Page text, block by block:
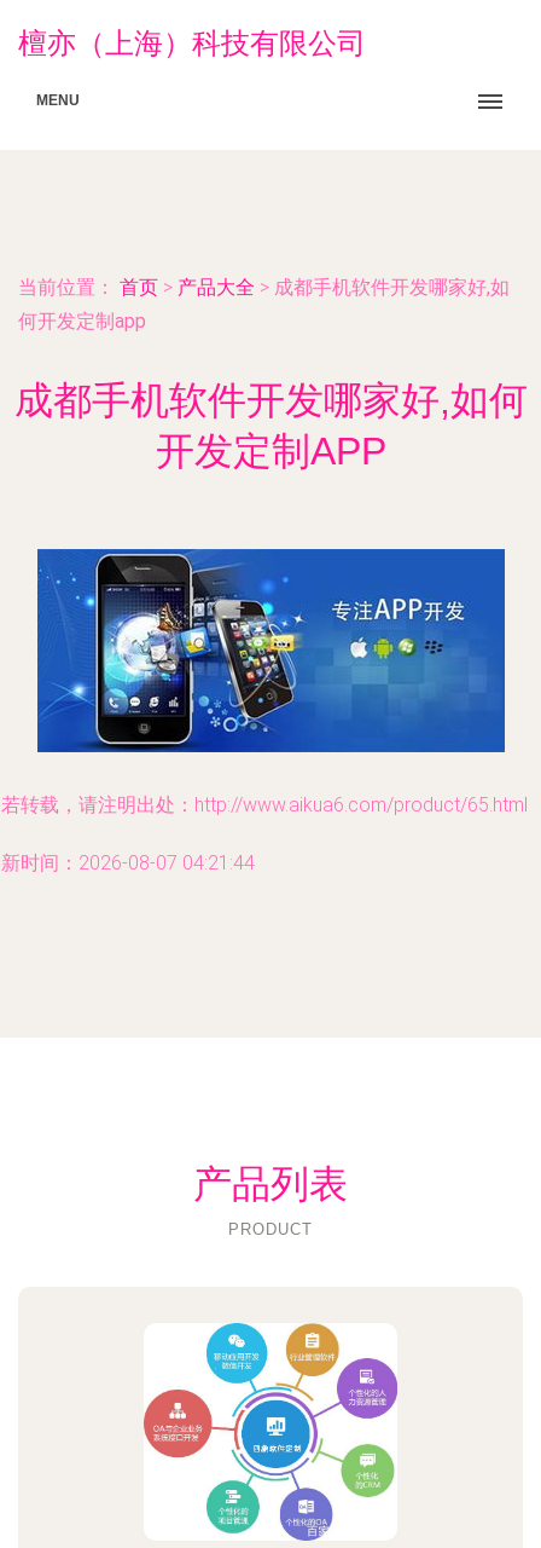
檀亦（上海）科技有限公司
MENU
当前位置： 首页 > 产品大全 > 成都手机软件开发哪家好,如
何开发定制app
成都手机软件开发哪家好,如何
开发定制APP
转载，请注明出处：http://www.aikua6.com/product/65.html
时间：2026-08-07 04:21:44
产品列表
PRODUCT